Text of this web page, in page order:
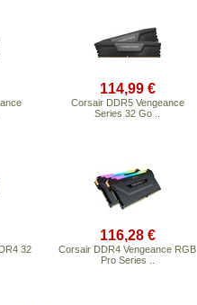
114,99 €
Corsair DDR5 Vengeance
Series 32 Go ..
32
116,28 €
Corsair DDR4 Vengeance RGB
Pro Series ..